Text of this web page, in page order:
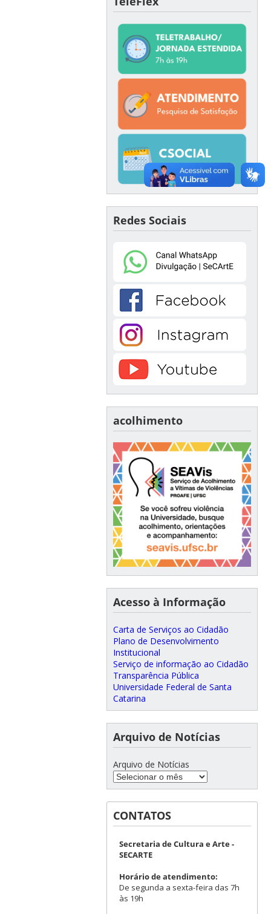
Redes Sociais
acolhimento
Acesso à Informação
Carta de Serviços ao Cidadão
Plano de Desenvolvimento
Institucional
Serviço de informação ao Cidadão
Transparência Pública
Universidade Federal de Santa
Catarina
Arquivo de Notícias
Arquivo de Notícias
CONTATOS
Secretaria de Cultura e Arte -
SECARTE
Horário de atendimento:
De segunda a sexta-feira das 7h
às 19h